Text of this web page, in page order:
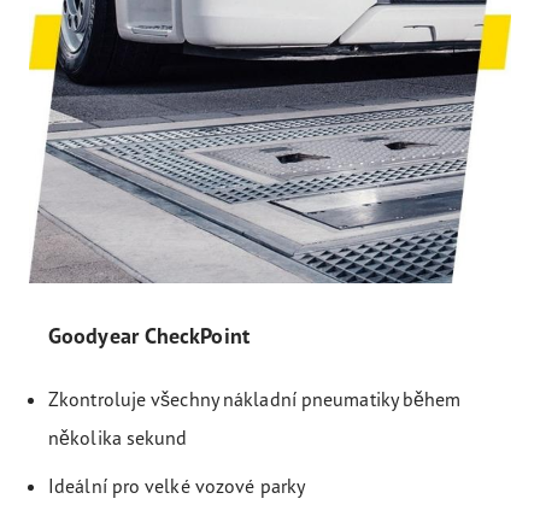
Goodyear CheckPoint
Zkontroluje všechny nákladní pneumatiky během
několika sekund
Ideální pro velké vozové parky